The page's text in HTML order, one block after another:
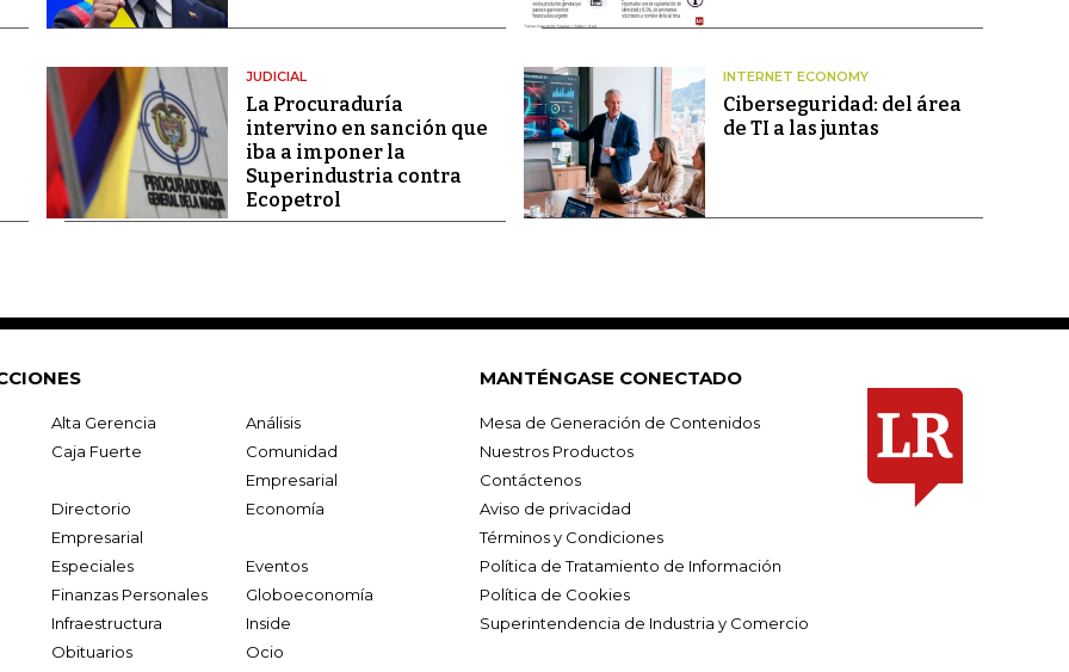
JUDICIAL
La Procuraduría
intervino en sanción que
iba a imponer la
Superindustria contra
Ecopetrol
INTERNET ECONOMY
Ciberseguridad: del área
de TI a las juntas
Alta Gerencia
Análisis
Caja Fuerte
Comunidad
Empresarial
Directorio
Empresarial
Economía
Especiales
Eventos
Finanzas Personales
Globoeconomía
Infraestructura
Inside
Obituarios
Ocio
MANTÉNGASE CONECTADO
Mesa de Generación de Contenidos
Nuestros Productos
Contáctenos
Aviso de privacidad
Términos y Condiciones
Política de Tratamiento de Información
Política de Cookies
Superintendencia de Industria y Comercio